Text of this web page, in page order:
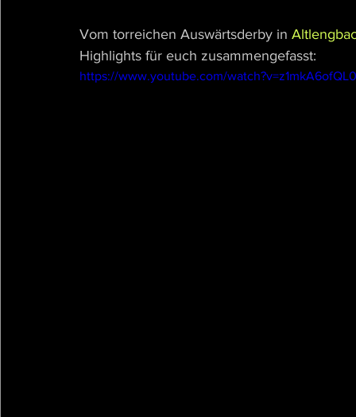
Vom torreichen Auswärtsderby in
Highlights für euch zusammengefasst:
https://www.youtube.com/watch?v=z1mkA6ofQL0